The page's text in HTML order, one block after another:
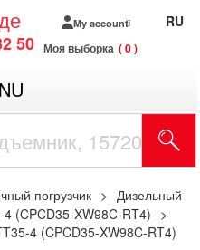
50
My account
Моя выборка 0
RU
погрузчик
Дизельный
(CPCD35-XW98C-RT4)
4 (CPCD35-XW98C-RT4)